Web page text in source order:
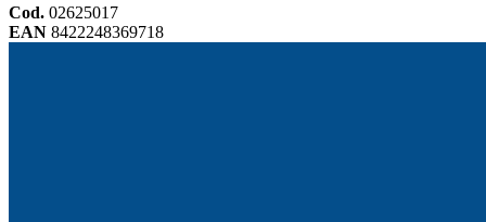
Cod. 02625017
EAN 8422248369718